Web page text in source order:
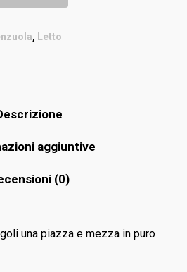
, Letto
aggiuntive
(0)
una piazza e mezza in puro